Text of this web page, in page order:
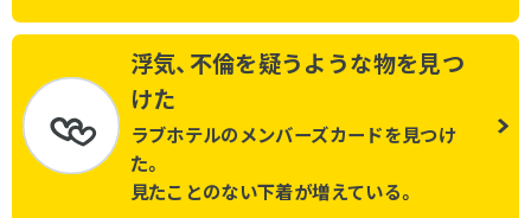
浮気、不倫を疑うような物を見つ
けた
ラブホテルのメンバーズカードを見つけ
た。
見たことのない下着が増えている。